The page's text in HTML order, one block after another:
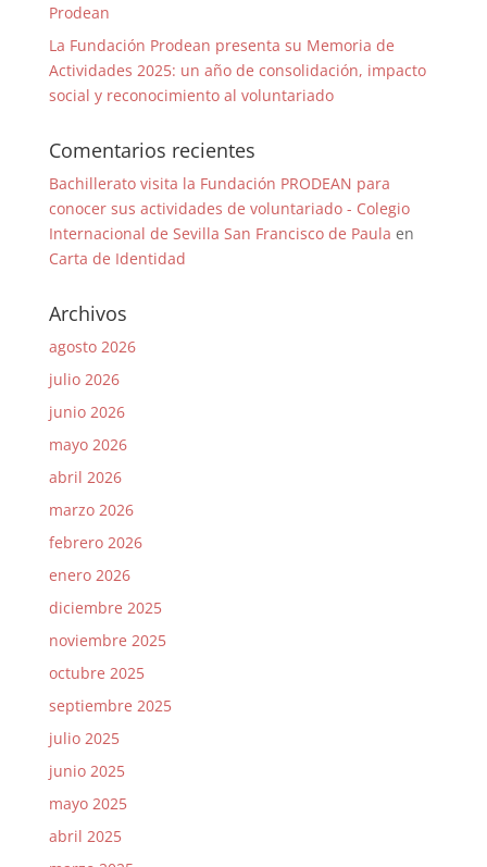
Prodean
La Fundación Prodean presenta su Memoria de
Actividades 2025: un año de consolidación, impacto
social y reconocimiento al voluntariado
Comentarios recientes
Bachillerato visita la Fundación PRODEAN para
conocer sus actividades de voluntariado - Colegio
Internacional de Sevilla San Francisco de Paula en
Carta de Identidad
Archivos
agosto 2026
julio 2026
junio 2026
mayo 2026
abril 2026
marzo 2026
febrero 2026
enero 2026
diciembre 2025
noviembre 2025
octubre 2025
septiembre 2025
julio 2025
junio 2025
mayo 2025
abril 2025